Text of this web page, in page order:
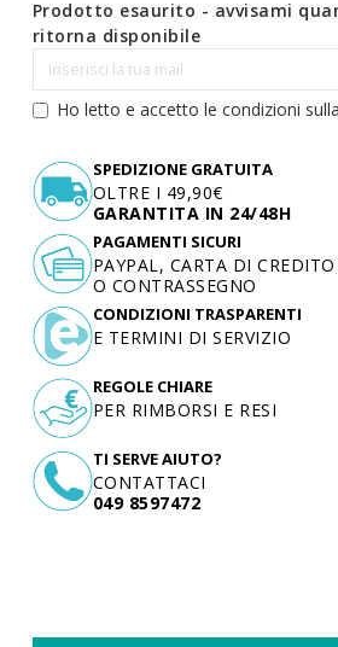
Prodotto esaurito - avvisami
ritorna disponibile
Ho letto e accetto le condizioni sulla
SPEDIZIONE GRATUITA
OLTRE I 49,90€
GARANTITA IN 24/48H
TI SERVE AIUTO?
CONTATTACI
049 8597472
PAGAMENTI SICURI
PAYPAL, CARTA DI CREDITO
O CONTRASSEGNO
CONDIZIONI TRASPARENTI
E TERMINI DI SERVIZIO
REGOLE CHIARE
PER RIMBORSI E RESI